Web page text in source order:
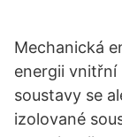
Mechanická
energii vnitřní
soustavy se
izolované